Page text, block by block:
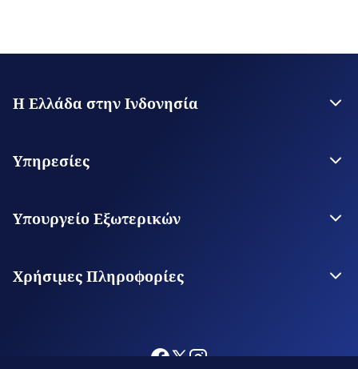
Η Ελλάδα στην Ινδονησία
Επικοινωνία
Υπηρεσίες
Υπηρεσίες για τον Πολίτη
Ψηφιακές Προξενικές Υπηρεσίες
Υπουργείο Εξωτερικών
Οι Αρχές μας στον Κόσμο
Χρήσιμες Πληροφορίες